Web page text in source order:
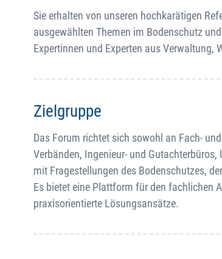
Sie erhalten von unseren hochkarätigen
ausgewählten Themen im Bodenschutz
Expertinnen und Experten aus
Zielgruppe
Das Forum richtet sich sowohl an Fach-
Verbänden, Ingenieur- und
mit Fragestellungen des Bodenschutzes,
Es bietet eine Plattform für den fachlichen
praxisorientierte Lösungsansätze.